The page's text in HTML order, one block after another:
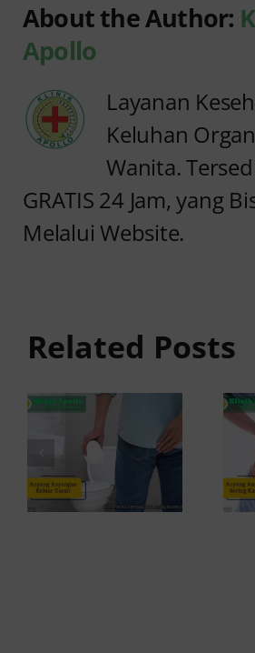
About the Author:
Apollo
Layanan
Keluhan
Wanita.
GRATIS 24 Jam, yang
Melalui Website.
Related Posts
Darah:
Penyebab
dan Kapan
ke Dokter